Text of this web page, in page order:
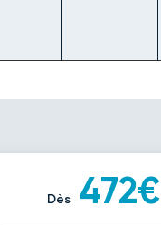
Dès472€